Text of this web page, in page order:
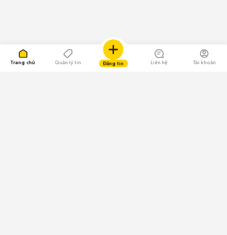
Trang chủ Quản lý tin Đăng tin Liên hệ Tài khoản